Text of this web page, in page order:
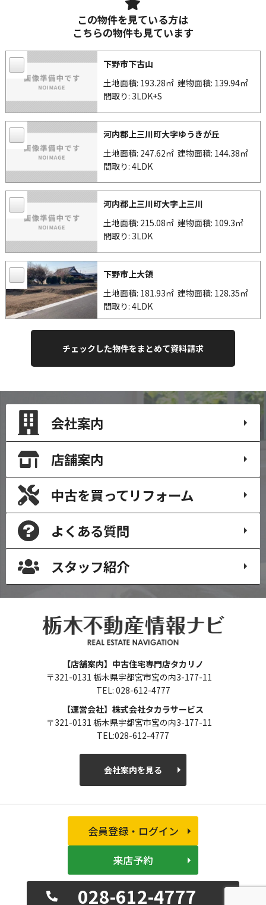
この物件を見ている方は
こちらの物件も見ています
下野市下古山
土地面積: 193.28㎡建物面積: 139.94㎡
間取り: 3LDK+S
河内郡上三川町大字ゆうきが丘
土地面積: 247.62㎡建物面積: 144.38㎡
間取り: 4LDK
河内郡上三川町大字上三川
土地面積: 215.08㎡建物面積: 109.3㎡
間取り: 3LDK
下野市上大領
土地面積: 181.93㎡建物面積: 128.35㎡
間取り: 4LDK
会社案内
店舗案内
中古を買ってリフォーム
よくある質問
スタッフ紹介
【店舗案内】中古住宅専門店タカリノ
〒321-0131 栃木県宇都宮市宮の内3-177-11
TEL: 028-612-4777
【運営会社】株式会社タカラサービス
〒321-0131 栃木県宇都宮市宮の内3-177-11
TEL:028-612-4777
会社案内を見る
会員登録・ログイン
来店予約
028-612-4777